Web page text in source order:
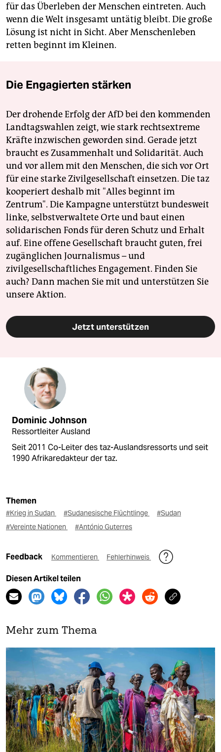
für das Überleben der Menschen eintreten. Auch
wenn die Welt insgesamt untätig bleibt. Die große
Lösung ist nicht in Sicht. Aber Menschenleben
retten beginnt im Kleinen.
Die Engagierten stärken
Der drohende Erfolg der AfD bei den kommenden
Landtagswahlen zeigt, wie stark rechtsextreme
Kräfte inzwischen geworden sind. Gerade jetzt
braucht es Zusammenhalt und Solidarität. Auch
und vor allem mit den Menschen, die sich vor Ort
für eine starke Zivilgesellschaft einsetzen. Die taz
kooperiert deshalb mit "Alles beginnt im
Zentrum". Die Kampagne unterstützt bundesweit
linke, selbstverwaltete Orte und baut einen
solidarischen Fonds für deren Schutz und Erhalt
auf. Eine offene Gesellschaft braucht guten, frei
zugänglichen Journalismus – und
zivilgesellschaftliches Engagement. Finden Sie
auch? Dann machen Sie mit und unterstützen Sie
unsere Aktion.
Jetzt unterstützen
Dominic Johnson
Ressortleiter Ausland
Seit 2011 Co-Leiter des taz-Auslandsressorts und seit
1990 Afrikaredakteur der taz.
Themen
#Krieg in Sudan #Sudanesische Flüchtlinge
#Sudan
#Vereinte Nationen
#António Guterres
Feedback Kommentieren Fehlerhinweis
Diesen Artikel teilen
Mehr zum Thema